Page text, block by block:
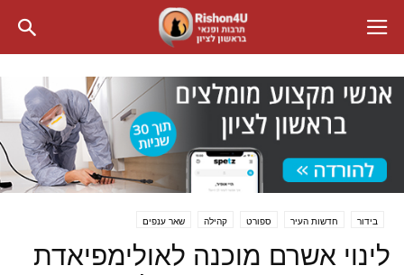
בידור חדשות העיר ספורט קהילה שאר ענפים
לינוי אשרם מוכנה לאולימפיאדת